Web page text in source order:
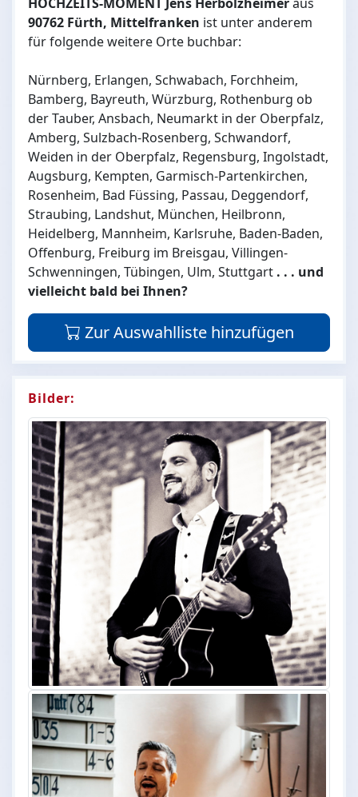
90762 Fürth, Mittelfranken ist unter anderem
für folgende weitere Orte buchbar:
Nürnberg, Erlangen, Schwabach, Forchheim,
Bamberg, Bayreuth, Würzburg, Rothenburg ob
der Tauber, Ansbach, Neumarkt in der Oberpfalz,
Amberg, Sulzbach-Rosenberg, Schwandorf,
Weiden in der Oberpfalz, Regensburg, Ingolstadt,
Augsburg, Kempten, Garmisch-Partenkirchen,
Rosenheim, Bad Füssing, Passau, Deggendorf,
Straubing, Landshut, München, Heilbronn,
Heidelberg, Mannheim, Karlsruhe, Baden-Baden,
Offenburg, Freiburg im Breisgau, Villingen-
Schwenningen, Tübingen, Ulm, Stuttgart . . . und
vielleicht bald bei Ihnen?
Zur Auswahlliste hinzufügen
Bilder: